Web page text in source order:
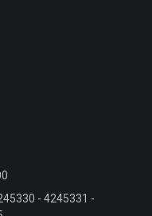
- 4245331 -